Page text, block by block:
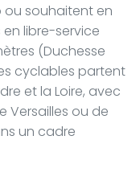
ou souhaitent en
libre-service
(Duchesse
cyclables partent
et la Loire, avec
Versailles ou de
un cadre